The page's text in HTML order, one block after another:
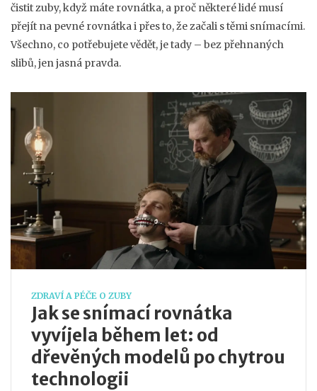
čistit zuby, když máte rovnátka, a proč některé lidé musí
přejít na pevné rovnátka i přes to, že začali s těmi snímacími.
Všechno, co potřebujete vědět, je tady – bez přehnaných
slibů, jen jasná pravda.
ZDRAVÍ A PÉČE O ZUBY
Jak se snímací rovnátka
vyvíjela během let: od
dřevěných modelů po chytrou
technologii